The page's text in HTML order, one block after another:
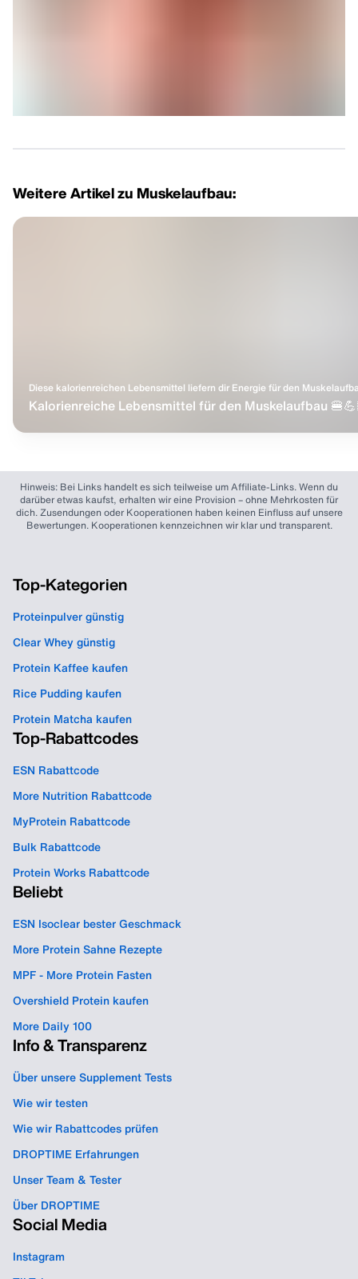
Weitere Artikel zu Muskelaufbau:
Diese kalorienreichen Lebensmittel liefern dir Energie für den
Kalorienreiche Lebensmittel für den Muskelaufbau
Hinweis: Bei Links handelt es sich teilweise um Affiliate-Links. Wenn du
darüber etwas kaufst, erhalten wir eine Provision – ohne Mehrkosten für
dich. Zusendungen oder Kooperationen haben keinen Einfluss auf unsere
Bewertungen. Kooperationen kennzeichnen wir klar und transparent.
Top-Kategorien
Proteinpulver günstig
Clear Whey günstig
Protein Kaffee kaufen
Rice Pudding kaufen
Protein Matcha kaufen
Top-Rabattcodes
ESN Rabattcode
More Nutrition Rabattcode
MyProtein Rabattcode
Bulk Rabattcode
Protein Works Rabattcode
Beliebt
ESN Isoclear bester Geschmack
More Protein Sahne Rezepte
MPF - More Protein Fasten
Overshield Protein kaufen
More Daily 100
Info & Transparenz
Über unsere Supplement Tests
Wie wir testen
Wie wir Rabattcodes prüfen
DROPTIME Erfahrungen
Unser Team & Tester
Über DROPTIME
Social Media
Instagram